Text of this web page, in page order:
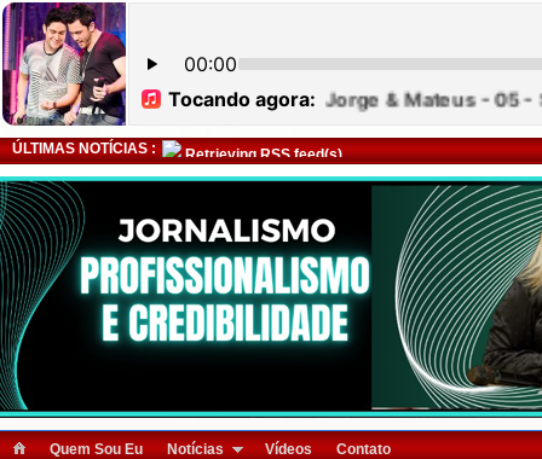
ÚLTIMAS NOTÍCIAS : Retrieving RSS feed(s)
Quem Sou Eu Notícias Vídeos Contato